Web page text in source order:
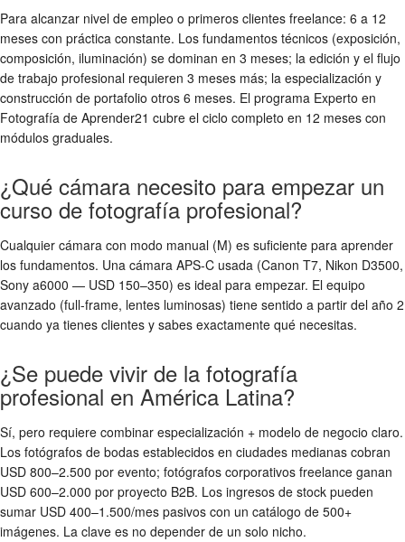
Para alcanzar nivel de empleo o primeros clientes freelance: 6 a 12
meses con práctica constante. Los fundamentos técnicos (exposición,
composición, iluminación) se dominan en 3 meses; la edición y el flujo
de trabajo profesional requieren 3 meses más; la especialización y
construcción de portafolio otros 6 meses. El programa Experto en
Fotografía de Aprender21 cubre el ciclo completo en 12 meses con
módulos graduales.
¿Qué cámara necesito para empezar un
curso de fotografía profesional?
Cualquier cámara con modo manual (M) es suficiente para aprender
los fundamentos. Una cámara APS-C usada (Canon T7, Nikon D3500,
Sony a6000 — USD 150–350) es ideal para empezar. El equipo
avanzado (full-frame, lentes luminosas) tiene sentido a partir del año 2
cuando ya tienes clientes y sabes exactamente qué necesitas.
¿Se puede vivir de la fotografía
profesional en América Latina?
Sí, pero requiere combinar especialización + modelo de negocio claro.
Los fotógrafos de bodas establecidos en ciudades medianas cobran
USD 800–2.500 por evento; fotógrafos corporativos freelance ganan
USD 600–2.000 por proyecto B2B. Los ingresos de stock pueden
sumar USD 400–1.500/mes pasivos con un catálogo de 500+
imágenes. La clave es no depender de un solo nicho.